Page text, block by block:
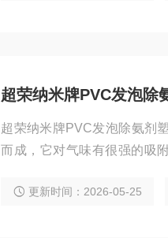
超荣纳米牌PVC发泡除
超荣纳米牌PVC发泡除氨剂
而成，它对气味有很强的吸
长，添加量小等特点。。 用途： 本产品可广泛与用于塑料领域，在塑料制品中能起到减缓或去
更新时间：2026-05-25